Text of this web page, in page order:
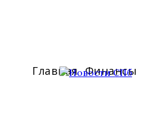
Главная Финансы